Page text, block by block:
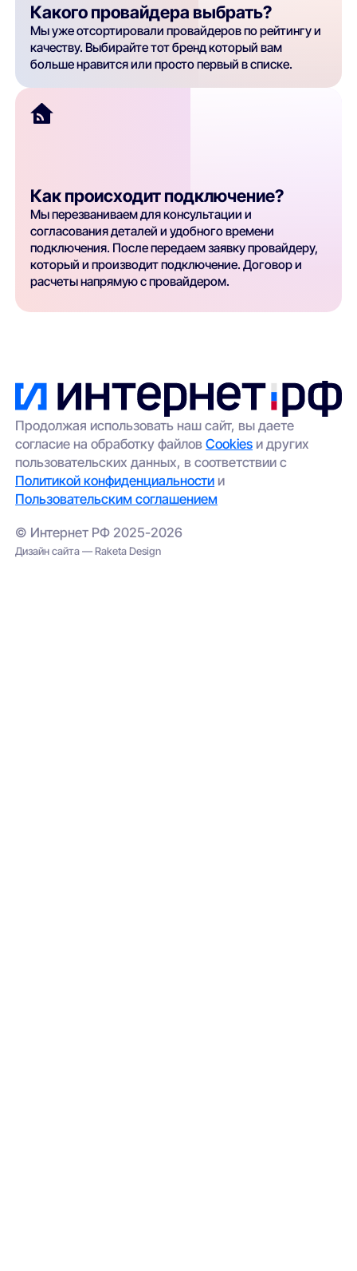
Какого провайдера выбрать?
Мы уже отсортировали провайдеров по рейтингу и
качеству. Выбирайте тот бренд который вам
больше нравится или просто первый в списке.
Как происходит подключение?
Мы перезваниваем для консультации и
согласования деталей и удобного времени
подключения. После передаем заявку провайдеру,
который и производит подключение. Договор и
расчеты напрямую с провайдером.
Продолжая использовать наш сайт, вы даете
согласие на обработку файловCookies и других
пользовательских данных, в соответствии с
Политикой конфиденциальности и
Пользовательским соглашением
© Интернет РФ 2025-2026
Дизайн сайта — Raketa Design